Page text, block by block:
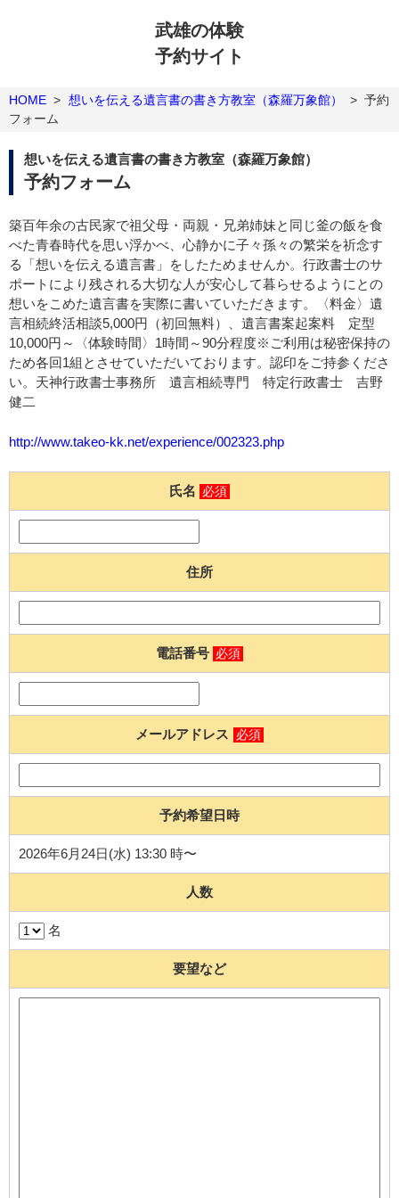
武雄の体験
予約サイト
HOME > 想いを伝える遺言書の書き方教室（森羅万象館） > 予約
フォーム
想いを伝える遺言書の書き方教室（森羅万象館）
予約フォーム
築百年余の古民家で祖父母・両親・兄弟姉妹と同じ釜の飯を食
べた青春時代を思い浮かべ、心静かに子々孫々の繁栄を祈念す
る「想いを伝える遺言書」をしたためませんか。行政書士のサ
ポートにより残される大切な人が安心して暮らせるようにとの
想いをこめた遺言書を実際に書いていただきます。〈料金〉遺
言相続終活相談5,000円（初回無料）、遺言書案起案料 定型
10,000円～〈体験時間〉1時間～90分程度※ご利用は秘密保持の
ため各回1組とさせていただいております。認印をご持参くださ
い。天神行政書士事務所 遺言相続専門 特定行政書士 吉野
健二
http://www.takeo-kk.net/experience/002323.php
氏名 必須
住所
電話番号 必須
メールアドレス 必須
予約希望日時
2026年6月24日(水) 13:30 時〜
人数
名
要望など